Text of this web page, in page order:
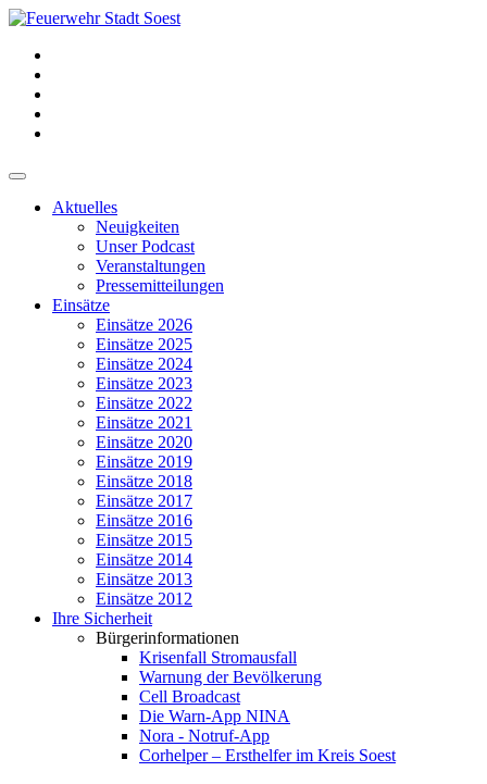
Aktuelles
Neuigkeiten
Unser Podcast
Veranstaltungen
Pressemitteilungen
Einsätze
Einsätze 2026
Einsätze 2025
Einsätze 2024
Einsätze 2023
Einsätze 2022
Einsätze 2021
Einsätze 2020
Einsätze 2019
Einsätze 2018
Einsätze 2017
Einsätze 2016
Einsätze 2015
Einsätze 2014
Einsätze 2013
Einsätze 2012
Ihre Sicherheit
Bürgerinformationen
Krisenfall Stromausfall
Warnung der Bevölkerung
Cell Broadcast
Die Warn-App NINA
Nora - Notruf-App
Corhelper – Ersthelfer im Kreis Soest